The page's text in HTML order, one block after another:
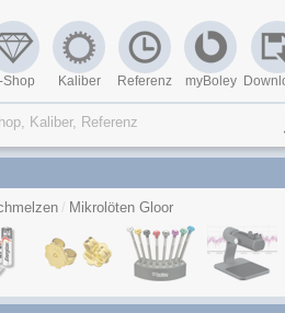
Shop Kaliber Referenz myBoley
Mikrolöten Gloor